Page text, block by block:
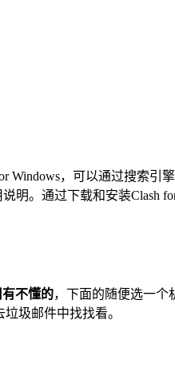
Windows，可以通过搜索引
明。通过下载和安装Clash
不懂的，下面的随便选一个
圾邮件中找找看。